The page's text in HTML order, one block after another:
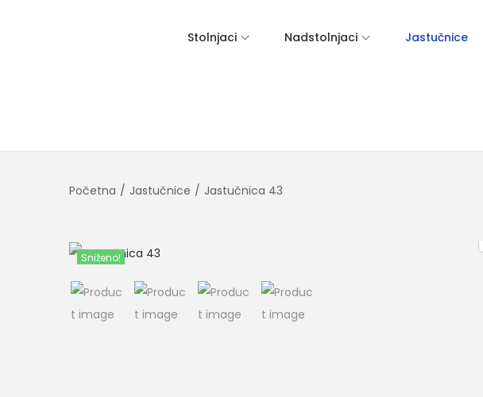
Stolnjaci Nadstolnjaci Jastučnice
Početna / Jastučnice / Jastučnica 43
Sniženo!